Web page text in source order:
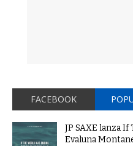
FACEBOOK
JP SAXE lanza
Evaluna